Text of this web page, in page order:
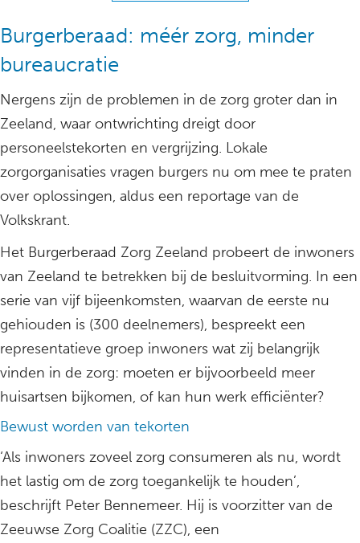
Burgerberaad: méér zorg, minder
bureaucratie
Nergens zijn de problemen in de zorg groter dan in
Zeeland, waar ontwrichting dreigt door
personeelstekorten en vergrijzing. Lokale
zorgorganisaties vragen burgers nu om mee te praten
over oplossingen, aldus een reportage van de
Volkskrant.
Het Burgerberaad Zorg Zeeland probeert de inwoners
van Zeeland te betrekken bij de besluitvorming. In een
serie van vijf bijeenkomsten, waarvan de eerste nu
gehiouden is (300 deelnemers), bespreekt een
representatieve groep inwoners wat zij belangrijk
vinden in de zorg: moeten er bijvoorbeeld meer
huisartsen bijkomen, of kan hun werk efficiënter?
Bewust worden van tekorten
‘Als inwoners zoveel zorg consumeren als nu, wordt
het lastig om de zorg toegankelijk te houden’,
beschrijft Peter Bennemeer. Hij is voorzitter van de
Zeeuwse Zorg Coalitie (ZZC), een